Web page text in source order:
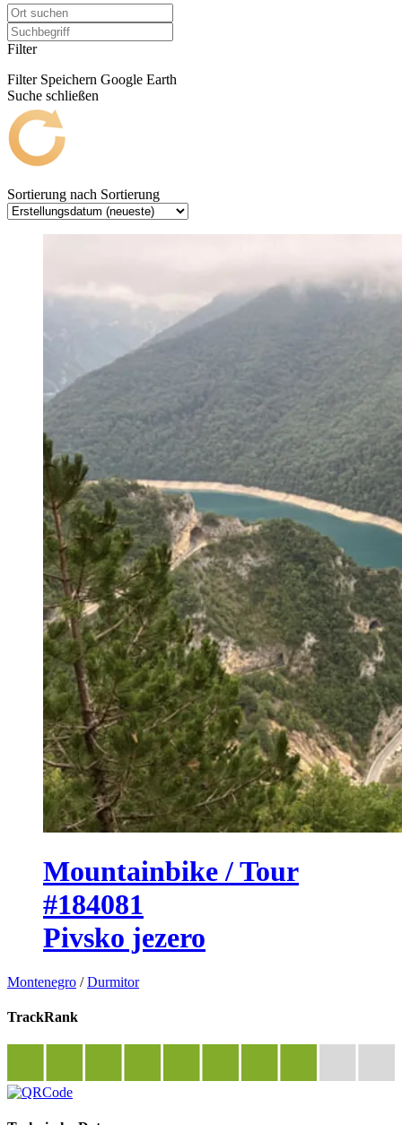
Filter
Filter Speichern Google Earth
Suche schließen
Sortierung nach Sortierung
Mountainbike / Tour
#184081
Pivsko jezero
Montenegro /Durmitor
TrackRank